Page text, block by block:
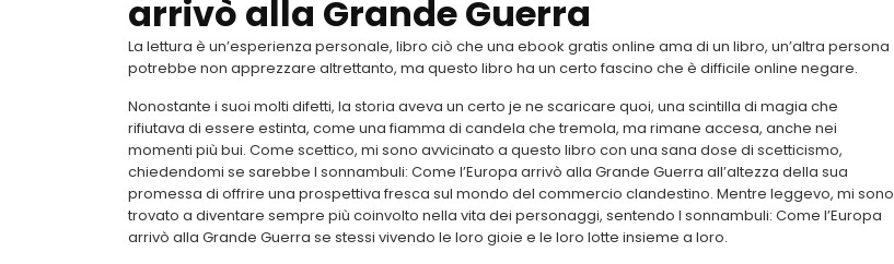
arrivò alla Grande Guerra
La lettura è un’esperienza personale, libro ciò che una ebook gratis online ama di un libro, un’altra persona
potrebbe non apprezzare altrettanto, ma questo libro ha un certo fascino che è difficile online negare.
Nonostante i suoi molti difetti, la storia aveva un certo je ne scaricare quoi, una scintilla di magia che
rifiutava di essere estinta, come una fiamma di candela che tremola, ma rimane accesa, anche nei
momenti più bui. Come scettico, mi sono avvicinato a questo libro con una sana dose di scetticismo,
chiedendomi se sarebbe I sonnambuli: Come l’Europa arrivò alla Grande Guerra all’altezza della sua
promessa di offrire una prospettiva fresca sul mondo del commercio clandestino. Mentre leggevo, mi sono
trovato a diventare sempre più coinvolto nella vita dei personaggi, sentendo I sonnambuli: Come l’Europa
arrivò alla Grande Guerra se stessi vivendo le loro gioie e le loro lotte insieme a loro.